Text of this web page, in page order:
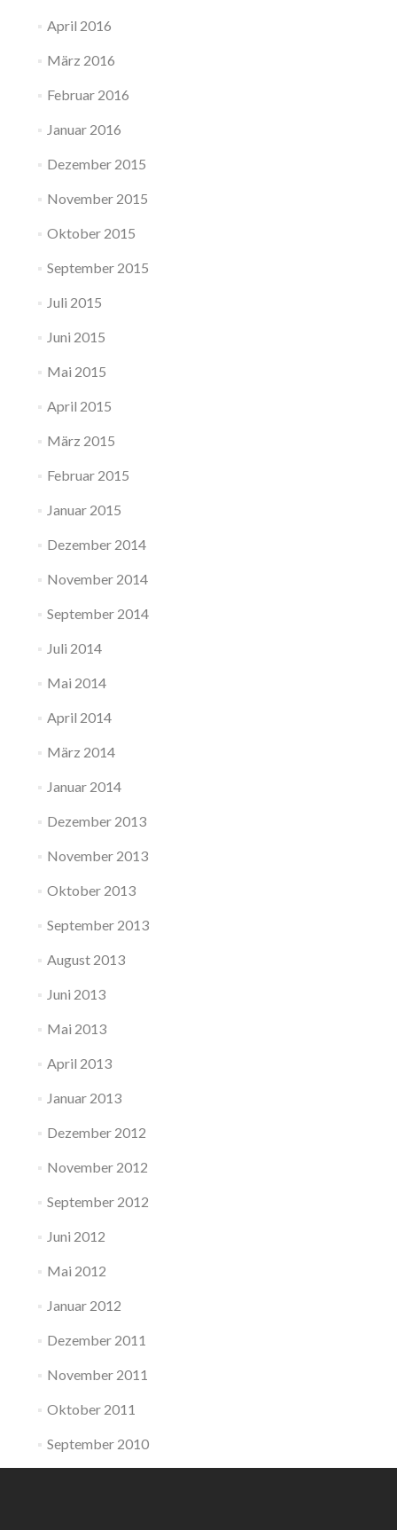
April 2016
März 2016
Februar 2016
Januar 2016
Dezember 2015
November 2015
Oktober 2015
September 2015
Juli 2015
Juni 2015
Mai 2015
April 2015
März 2015
Februar 2015
Januar 2015
Dezember 2014
November 2014
September 2014
Juli 2014
Mai 2014
April 2014
März 2014
Januar 2014
Dezember 2013
November 2013
Oktober 2013
September 2013
August 2013
Juni 2013
Mai 2013
April 2013
Januar 2013
Dezember 2012
November 2012
September 2012
Juni 2012
Mai 2012
Januar 2012
Dezember 2011
November 2011
Oktober 2011
September 2010